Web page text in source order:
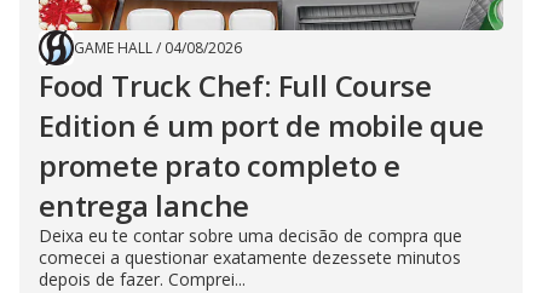
GAME HALL/ 04/08/2026
Food Truck Chef: Full Course
Edition é um port de mobile que
promete prato completo e
entrega lanche
Deixa eu te contar sobre uma decisão de compra que
comecei a questionar exatamente dezessete minutos
depois de fazer. Comprei...